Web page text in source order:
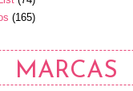
(165)
MARCAS